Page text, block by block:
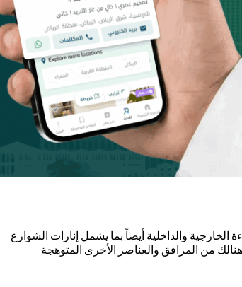
والداخلية أيضاً بما يشمل إنارات الشوارع
من المرافق والعناصر الأخرى المتوهجة